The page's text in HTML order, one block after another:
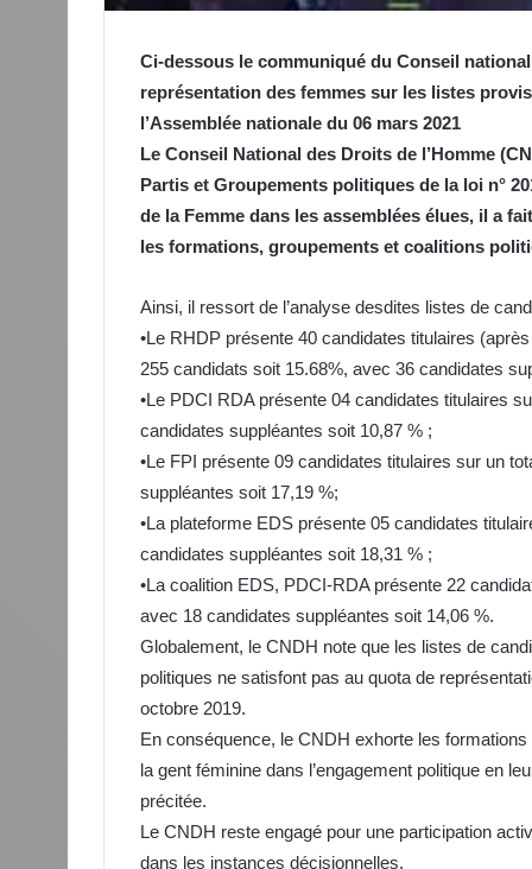
Ci-dessous le communiqué du Conseil
représentation des femmes sur les listes
l’Assemblée nationale du 06 mars 2021
Le Conseil National des Droits de l’Homme
Partis et Groupements politiques de la loi n°
de la Femme dans les assemblées élues, il a
les formations, groupements et coalitions
Ainsi, il ressort de l’analyse desdites listes de
•Le RHDP présente 40 candidates titulaires
255 candidats soit 15.68%, avec 36 candidates
•Le PDCI RDA présente 04 candidates titulaires
candidates suppléantes soit 10,87 % ;
•Le FPI présente 09 candidates titulaires sur un
suppléantes soit 17,19 %;
•La plateforme EDS présente 05 candidates
candidates suppléantes soit 18,31 % ;
•La coalition EDS, PDCI-RDA présente 22
avec 18 candidates suppléantes soit 14,06 %.
Globalement, le CNDH note que les listes de
politiques ne satisfont pas au quota de
octobre 2019.
En conséquence, le CNDH exhorte les
la gent féminine dans l’engagement politique en
précitée.
Le CNDH reste engagé pour une participation
dans les instances décisionnelles.